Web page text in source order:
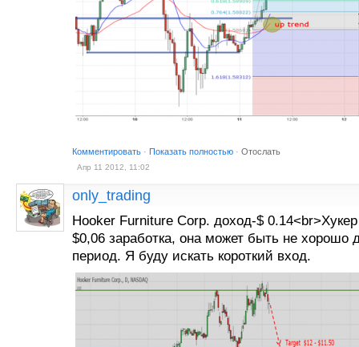
Комментировать · Показать полностью · Отослать
Апр 11 2012, 11:02
only_trading
Hooker Furniture Corp. доход-$
$0,06 заработка, она может быть не хорошо
период. Я буду искать короткий вход.